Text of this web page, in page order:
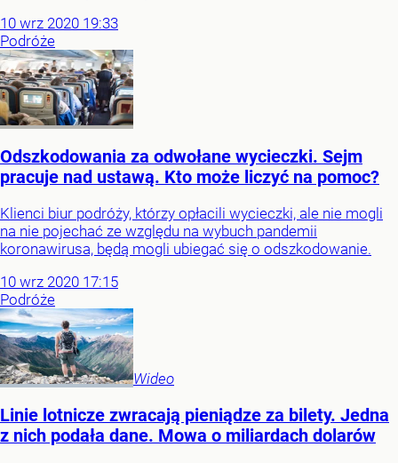
10 wrz 2020 19:33
Podróże
Odszkodowania za odwołane wycieczki. Sejm
pracuje nad ustawą. Kto może liczyć na pomoc?
Klienci biur podróży, którzy opłacili wycieczki, ale nie mogli
na nie pojechać ze względu na wybuch pandemii
koronawirusa, będą mogli ubiegać się o odszkodowanie.
10 wrz 2020 17:15
Podróże
Wideo
Linie lotnicze zwracają pieniądze za bilety. Jedna
z nich podała dane. Mowa o miliardach dolarów